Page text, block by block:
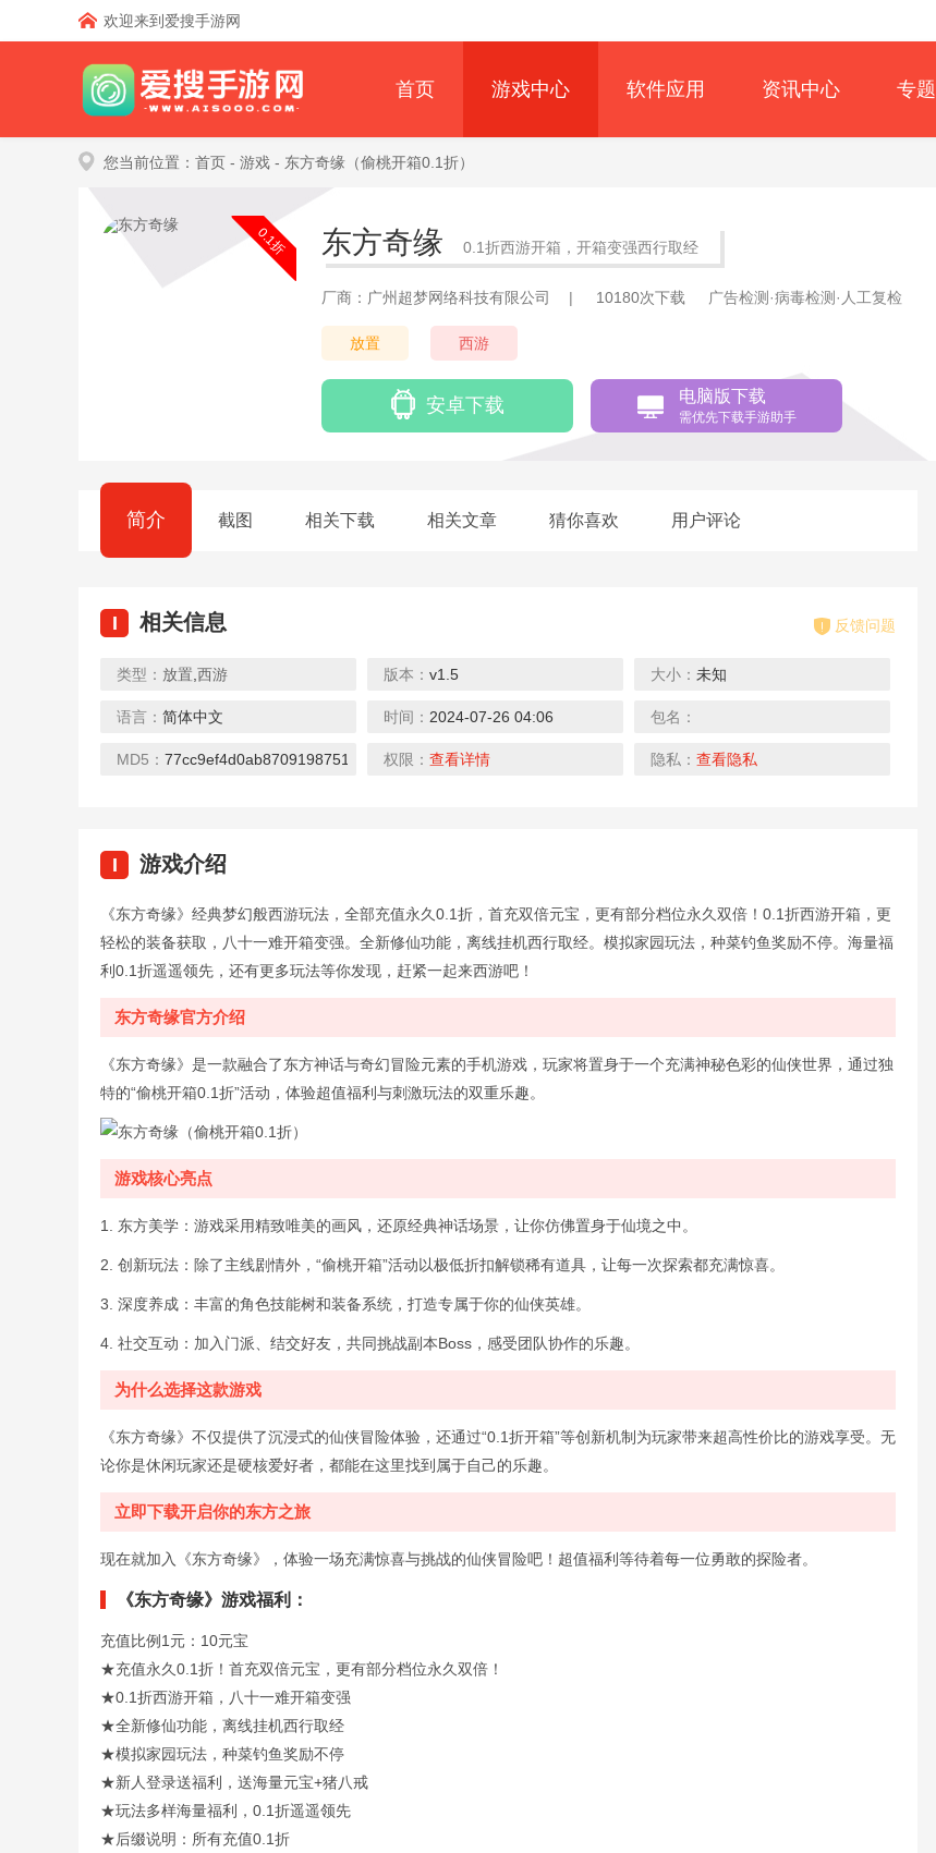
欢迎来到爱搜手游网
首页 游戏中心 软件应用 资讯中心 专题
您当前位置： 首页 - 游戏 - 东方奇缘（偷桃开箱0.1折）
0.1折 东方奇缘 0.1折西游开箱，开箱变强西行取经
厂商：广州超梦网络科技有限公司 | 10180次下载 广告检测·病毒检测·人工复检
放置 西游
安卓下载 电脑版下载
需优先下载手游助手
简介 截图 相关下载 相关文章 猜你喜欢 用户评论
I 相关信息 反馈问题
类型： 放置 西游 版本： v1.5 大小： 未知
语言： 简体中文 时间： 2024-07-26 04:06 包名：
MD5： 77cc9ef4d0ab8709198751b8e2706fcc
权限： 查看详情 隐私： 查看隐私
I 游戏介绍
《东方奇缘》经典梦幻般西游玩法，全部充值永久0.1折，首充双倍元宝，更有部分档位永久双倍！0.1折西游开箱，更
轻松的装备获取，八十一难开箱变强。全新修仙功能，离线挂机西行取经。模拟家园玩法，种菜钓鱼奖励不停。海量福
利0.1折遥遥领先，还有更多玩法等你发现，赶紧一起来西游吧！
东方奇缘官方介绍
《东方奇缘》是一款融合了东方神话与奇幻冒险元素的手机游戏，玩家将置身于一个充满神秘色彩的仙侠世界，通过独
特的“偷桃开箱0.1折”活动，体验超值福利与刺激玩法的双重乐趣。
游戏核心亮点
1. 东方美学：游戏采用精致唯美的画风，还原经典神话场景，让你仿佛置身于仙境之中。
2. 创新玩法：除了主线剧情外，“偷桃开箱”活动以极低折扣解锁稀有道具，让每一次探索都充满惊喜。
3. 深度养成：丰富的角色技能树和装备系统，打造专属于你的仙侠英雄。
4. 社交互动：加入门派、结交好友，共同挑战副本Boss，感受团队协作的乐趣。
为什么选择这款游戏
《东方奇缘》不仅提供了沉浸式的仙侠冒险体验，还通过“0.1折开箱”等创新机制为玩家带来超高性价比的游戏享受。无
论你是休闲玩家还是硬核爱好者，都能在这里找到属于自己的乐趣。
立即下载开启你的东方之旅
现在就加入《东方奇缘》，体验一场充满惊喜与挑战的仙侠冒险吧！超值福利等待着每一位勇敢的探险者。
《东方奇缘》游戏福利：
充值比例1元：10元宝
★充值永久0.1折！首充双倍元宝，更有部分档位永久双倍！
★0.1折西游开箱，八十一难开箱变强
★全新修仙功能，离线挂机西行取经
★模拟家园玩法，种菜钓鱼奖励不停
★新人登录送福利，送海量元宝+猪八戒
★玩法多样海量福利，0.1折遥遥领先
★后缀说明：所有充值0.1折
下载
暴击猎人（绝世武侠0.1折）
下载
大战魂（决战0.1折）
下载
君临传奇（0.1魂环砍怪刀刀爆）
下载
剑雨九天（0.1折遥遥领仙）
下载
雷霆裁决（0.1折送真充）
下载
龙之力量（0.1折扣服）
下载
战玲珑2（0.1折） 天之禁：诸界破碎（0.1折）